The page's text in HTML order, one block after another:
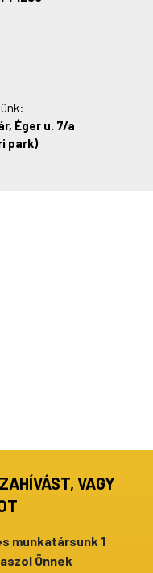
Éger u. 7/a
park)
VAGY
munkatársunk 1
Önnek